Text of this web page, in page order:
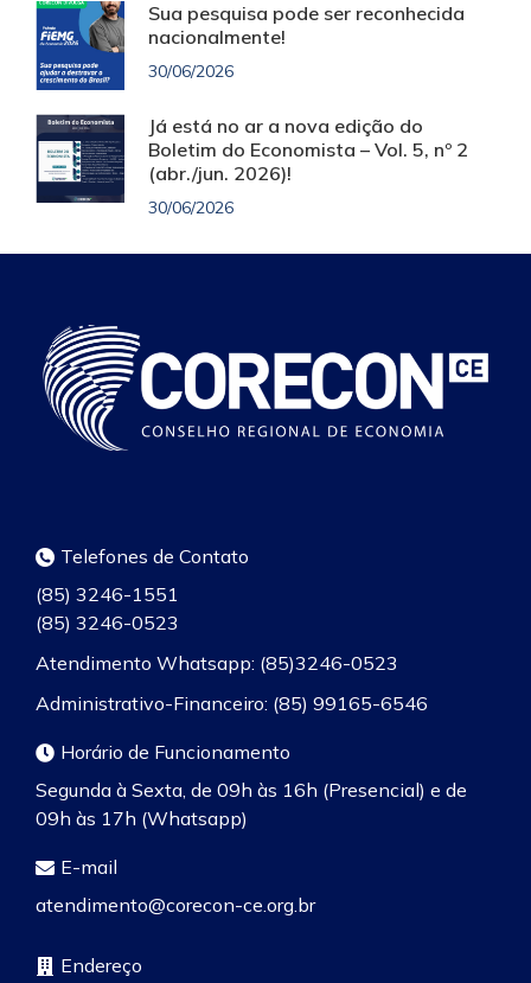
Sua pesquisa pode ser reconhecida
nacionalmente!
30/06/2026
Já está no ar a nova edição do
Boletim do Economista – Vol. 5, nº 2
(abr./jun. 2026)!
30/06/2026
Telefones de Contato
(85) 3246-1551
(85) 3246-0523
Atendimento Whatsapp: (85)3246-0523
Administrativo-Financeiro: (85) 99165-6546
Horário de Funcionamento
Segunda à Sexta, de 09h às 16h (Presencial) e de
09h às 17h (Whatsapp)
E-mail
atendimento@corecon-ce.org.br
Endereço